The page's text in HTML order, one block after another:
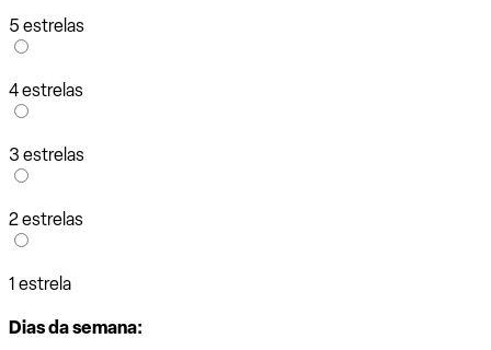
5 estrelas
4 estrelas
3 estrelas
2 estrelas
1 estrela
Dias da semana: